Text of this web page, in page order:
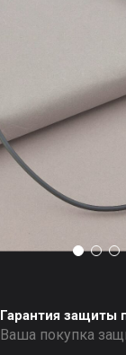
Гарантия защиты
Ваша покупка